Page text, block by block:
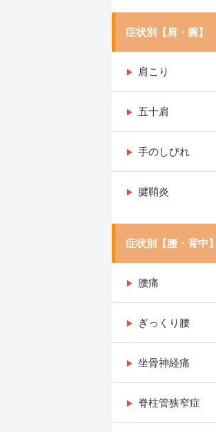
症状別【肩・腕】
肩こり
五十肩
手のしびれ
腱鞘炎
症状別【腰・背中】
腰痛
ぎっくり腰
坐骨神経痛
脊柱管狭窄症